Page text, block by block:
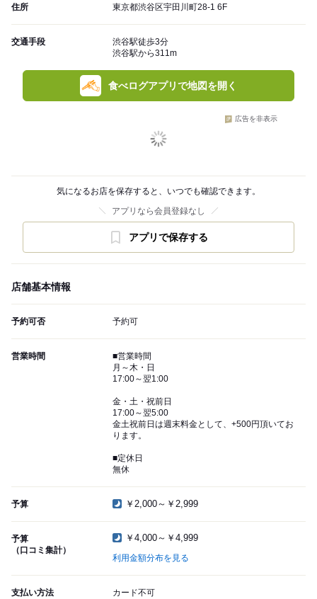
住所 東京都渋谷区宇田川町28-1 6F
交通手段
渋谷駅徒歩3分
渋谷駅から311m
食べログアプリで地図を開く
広告を非表示
気になるお店を保存すると、いつでも確認できます。
アプリなら会員登録なし
アプリで保存する
店舗基本情報
予約可否 予約可
営業時間
■営業時間
月～木・日
17:00～翌1:00
金・土・祝前日
17:00～翌5:00
金土祝前日は週末料金として、+500円頂いてお
ります。
■定休日
無休
予算 ￥2,000～￥2,999
予算
（口コミ集計）
￥4,000～￥4,999
利用金額分布を見る
支払い方法 カード不可